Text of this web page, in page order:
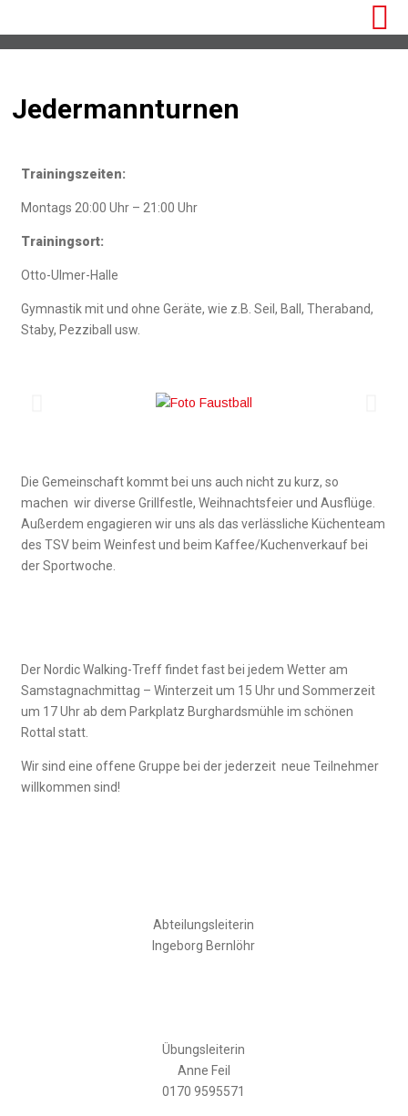
Jedermannturnen
Trainingszeiten:
Montags 20:00 Uhr – 21:00 Uhr
Trainingsort:
Otto-Ulmer-Halle
Gymnastik mit und ohne Geräte, wie z.B. Seil, Ball, Theraband,
Staby, Pezziball usw.
Die Gemeinschaft kommt bei uns auch nicht zu kurz, so
machen wir diverse Grillfestle, Weihnachtsfeier und Ausflüge.
Außerdem engagieren wir uns als das verlässliche Küchenteam
des TSV beim Weinfest und beim Kaffee/Kuchenverkauf bei
der Sportwoche.
Der Nordic Walking-Treff findet fast bei jedem Wetter am
Samstagnachmittag – Winterzeit um 15 Uhr und Sommerzeit
um 17 Uhr ab dem Parkplatz Burghardsmühle im schönen
Rottal statt.
Wir sind eine offene Gruppe bei der jederzeit neue Teilnehmer
willkommen sind!
Abteilungsleiterin
Ingeborg Bernlöhr
Übungsleiterin
Anne Feil
0170 9595571